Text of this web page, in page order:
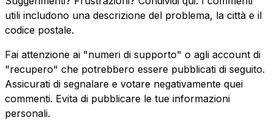
utili includono una descrizione del problema, la città e il
codice postale.
Fai attenzione ai "numeri di supporto" o agli account di
"recupero" che potrebbero essere pubblicati di seguito.
Assicurati di segnalare e votare negativamente quei
commenti. Evita di pubblicare le tue informazioni
personali.